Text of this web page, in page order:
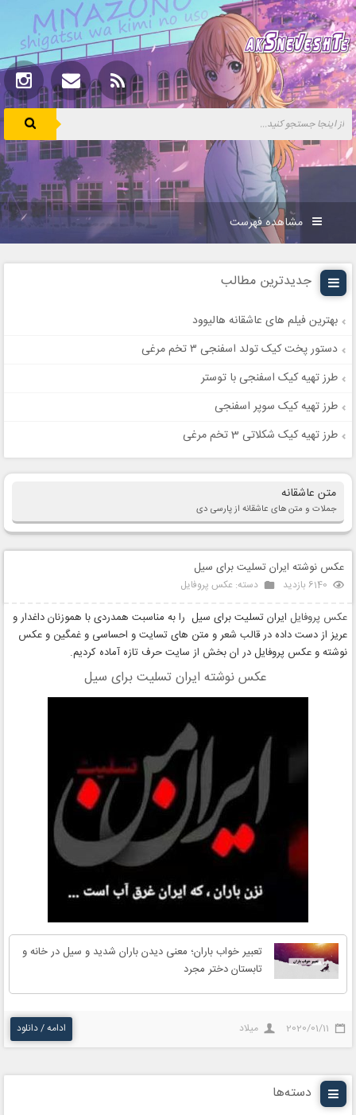
مشاهده فهرست
جدیدترین مطالب
بهترین فیلم های عاشقانه هالیوود
دستور پخت کیک تولد اسفنجی ۳ تخم مرغی
طرز تهیه کیک اسفنجی با توستر
طرز تهیه کیک سوپر اسفنجی
طرز تهیه کیک شکلاتی 3 تخم مرغی
متن عاشقانه
جملات و متن های عاشقانه از پارسی دی
عکس نوشته ایران تسلیت برای سیل
6140 بازدید دسته: عکس پروفایل
عکس پروفایل ایران تسلیت برای سیل را به مناسبت همدردی با هموزنان داغدار و
عریز از دست داده در قالب شعر و متن های تسایت و احساسی و غمگین و عکس
نوشته و عکس پروفایل در ان بخش از سایت حرف تازه آماده کردیم.
عکس نوشته ایران تسلیت برای سیل
تعبیر خواب باران؛ معنی دیدن باران شدید و سیل در خانه و
تابستان دختر مجرد
2020/01/11 میلاد ادامه / دانلود
دسته‌ها